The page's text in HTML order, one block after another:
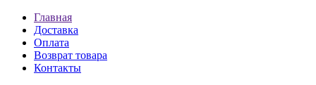
Главная
Доставка
Оплата
Возврат товара
Контакты